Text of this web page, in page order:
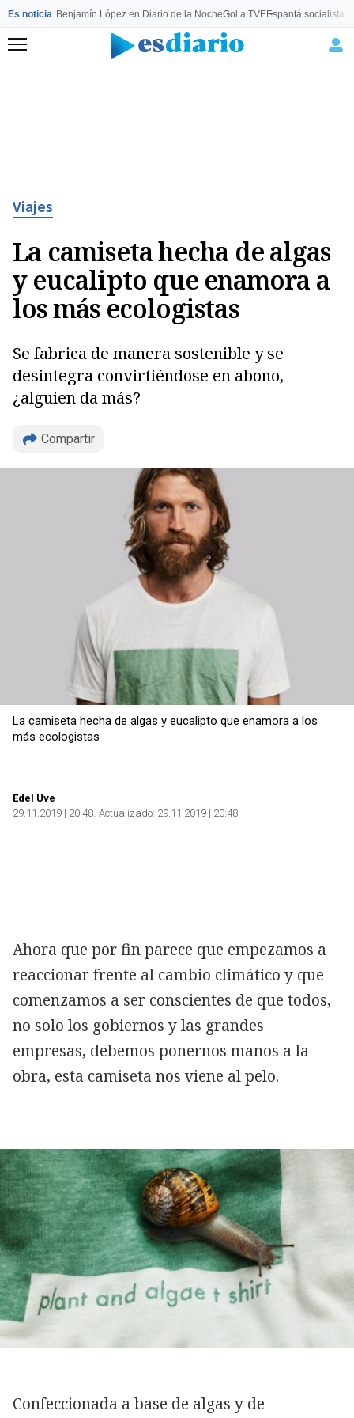
Es noticia Benjamín López en Diario de la NocheGol a TVEEspantá socialista
Menú
Viajes
La camiseta hecha de algas
y eucalipto que enamora a
los más ecologistas
Se fabrica de manera sostenible y se
desintegra convirtiéndose en abono,
¿alguien da más?
Compartir
La camiseta hecha de algas y eucalipto que enamora a los
más ecologistas
Edel Uve
29.11.2019 | 20:48 Actualizado: 29.11.2019 | 20:48
Ahora que por fin parece que empezamos a
reaccionar frente al cambio climático y que
comenzamos a ser conscientes de que todos,
no solo los gobiernos y las grandes
empresas, debemos ponernos manos a la
obra, esta camiseta nos viene al pelo.
Confeccionada a base de algas y de